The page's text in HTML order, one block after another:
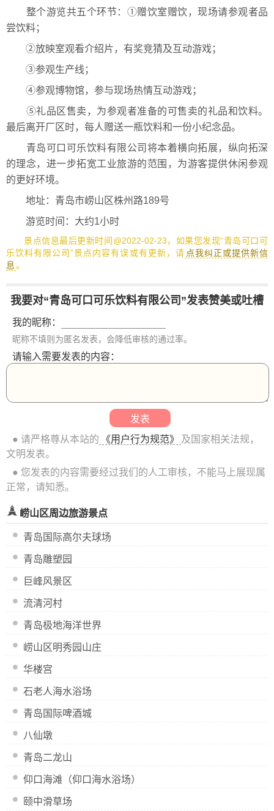
整个游览共五个环节：①赠饮室赠饮，现场请参观者品
尝饮料；
②放映室观看介绍片，有奖竞猜及互动游戏；
③参观生产线；
④参观博物馆，参与现场热情互动游戏；
⑤礼品区售卖，为参观者准备的可售卖的礼品和饮料。
最后离开厂区时，每人赠送一瓶饮料和一份小纪念品。
青岛可口可乐饮料有限公司将本着横向拓展，纵向拓深
的理念，进一步拓宽工业旅游的范围，为游客提供休闲参观
的更好环境。
地址：青岛市崂山区株州路189号
游览时间：大约1小时
景点信息最后更新时间@2022-02-23，如果您发现“青岛可口可
乐饮料有限公司”景点内容有误或有更新，请 点我纠正或提供新信
息。
我要对“青岛可口可乐饮料有限公司”发表赞美或吐槽
我的昵称：
昵称不填则为匿名发表，会降低审核的通过率。
请输入需要发表的内容：
● 请严格尊从本站的 《用户行为规范》
及国家相关法规，
文明发表。
● 您发表的内容需要经过我们的人工审核，不能马上展现属
正常，请知悉。
崂山区周边旅游景点
青岛国际高尔夫球场
青岛雕塑园
巨峰风景区
流清河村
青岛极地海洋世界
崂山区明秀园山庄
华楼宫
石老人海水浴场
青岛国际啤酒城
八仙墩
青岛二龙山
仰口海滩（仰口海水浴场）
颐中滑草场